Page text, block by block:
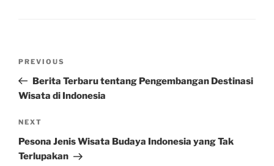
Previous
Post
PREVIOUS
Berita Terbaru tentang Pengembangan Destinasi
Wisata di Indonesia
Next
Post
NEXT
Pesona Jenis Wisata Budaya Indonesia yang Tak
Terlupakan